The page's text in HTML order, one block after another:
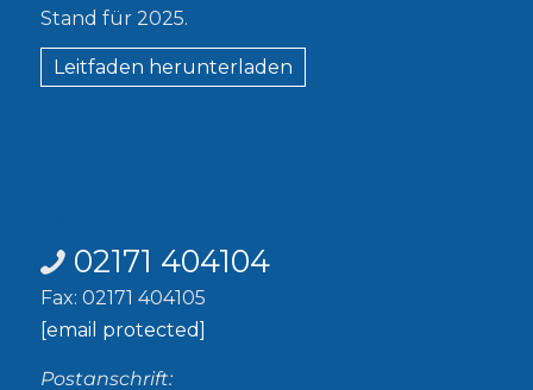
Stand für 2025.
Leitfaden herunterladen
02171 404104
Fax: 02171 404105
[email protected]
Postanschrift: